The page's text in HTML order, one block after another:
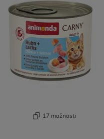
17 možnosti